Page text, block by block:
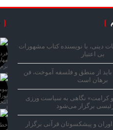
دینی، با نویسنده کتاب مشهورات
بی اعتبار
از منطق و فلسفه آموخت، فن
برهان است
نگاهی به سیاست ورزی
برگزار می‌شود
و پیشکسوتان قرآنی برگزار